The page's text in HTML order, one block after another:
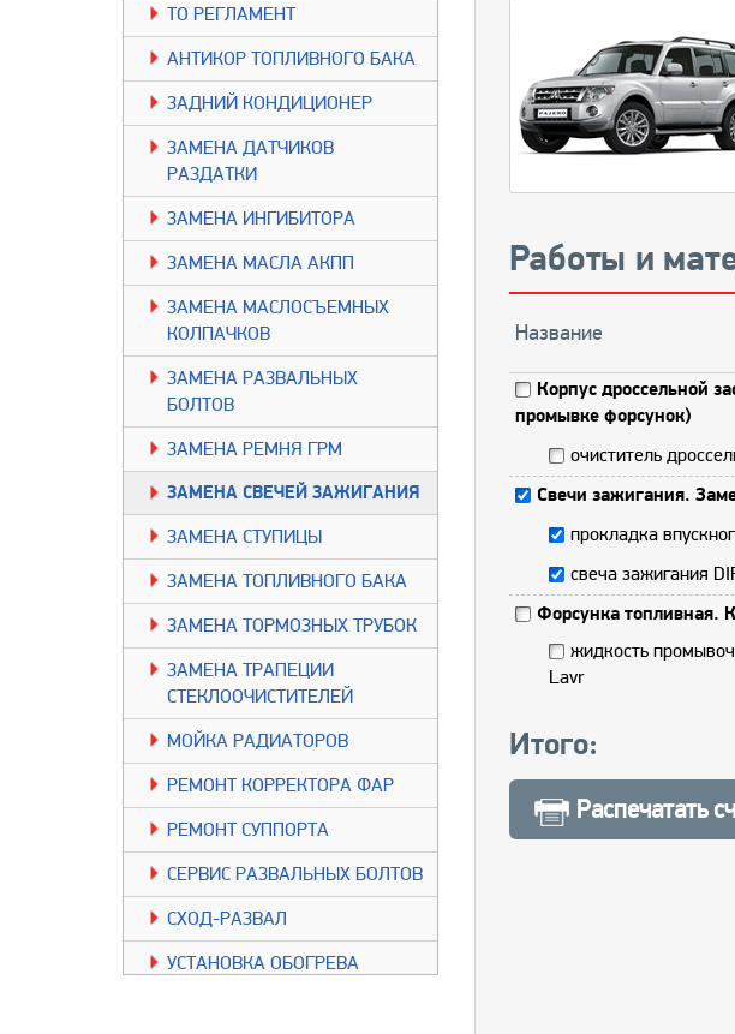
Работы и
Название
Корпус дроссельной
промывке форсунок)
очиститель
Свечи зажигания.
прокладка
свеча зажигания
Форсунка топливная.
жидкость
Lavr
Итого:
Распечатать
TО РЕГЛАМЕНТ
АНТИКОР ТОПЛИВНОГО БАКА
ЗАДНИЙ КОНДИЦИОНЕР
ЗАМЕНА ДАТЧИКОВ
РАЗДАТКИ
ЗАМЕНА ИНГИБИТОРА
ЗАМЕНА МАСЛА АКПП
ЗАМЕНА МАСЛОСЪЕМНЫХ
КОЛПАЧКОВ
ЗАМЕНА РАЗВАЛЬНЫХ
БОЛТОВ
ЗАМЕНА РЕМНЯ ГРМ
ЗАМЕНА СВЕЧЕЙ ЗАЖИГАНИЯ
ЗАМЕНА СТУПИЦЫ
ЗАМЕНА ТОПЛИВНОГО БАКА
ЗАМЕНА ТОРМОЗНЫХ ТРУБОК
ЗАМЕНА ТРАПЕЦИИ
СТЕКЛООЧИСТИТЕЛЕЙ
МОЙКА РАДИАТОРОВ
РЕМОНТ КОРРЕКТОРА ФАР
РЕМОНТ СУППОРТА
СЕРВИС РАЗВАЛЬНЫХ БОЛТОВ
СХОД-РАЗВАЛ
УСТАНОВКА ОБОГРЕВА